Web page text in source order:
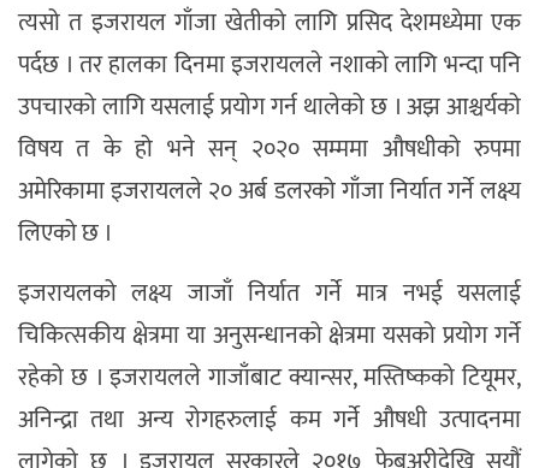
त्यसो त इजरायल गाँजा खेतीको लागि प्रसिद देशमध्येमा एक
पर्दछ । तर हालका दिनमा इजरायलले नशाको लागि भन्दा पनि
उपचारको लागि यसलाई प्रयोग गर्न थालेको छ । अझ आश्चर्यको
विषय त के हो भने सन् २०२० सम्ममा औषधीको रुपमा
अमेरिकामा इजरायलले २० अर्ब डलरको गाँजा निर्यात गर्ने लक्ष्य
लिएको छ ।
इजरायलको लक्ष्य जाजाँ निर्यात गर्ने मात्र नभई यसलाई
चिकित्सकीय क्षेत्रमा या अनुसन्धानको क्षेत्रमा यसको प्रयोग गर्ने
रहेको छ । इजरायलले गाजाँबाट क्यान्सर, मस्तिष्कको टियूमर,
अनिन्द्रा तथा अन्य रोगहरुलाई कम गर्ने औषधी उत्पादनमा